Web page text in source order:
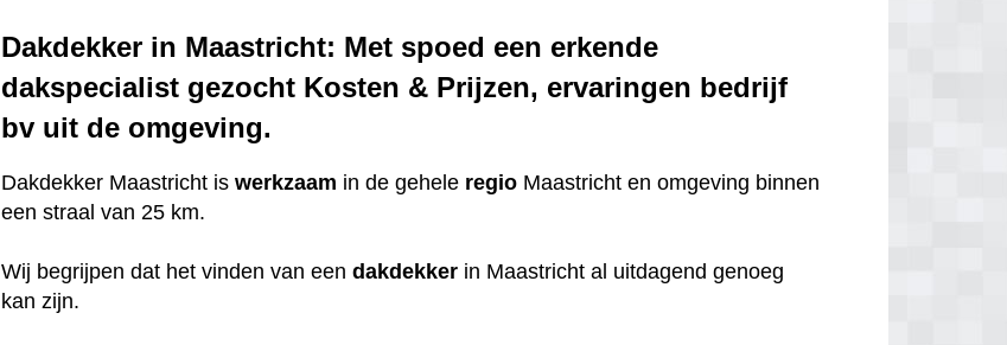
Dakdekker in Maastricht: Met spoed een erkende
dakspecialist gezocht Kosten & Prijzen, ervaringen bedrijf
bv uit de omgeving.
Dakdekker Maastricht iswerkzaam in de gehele regio Maastricht en omgeving binnen
een straal van 25 km.
Wij begrijpen dat het vinden van eendakdekker in Maastricht al uitdagend genoeg
kan zijn.